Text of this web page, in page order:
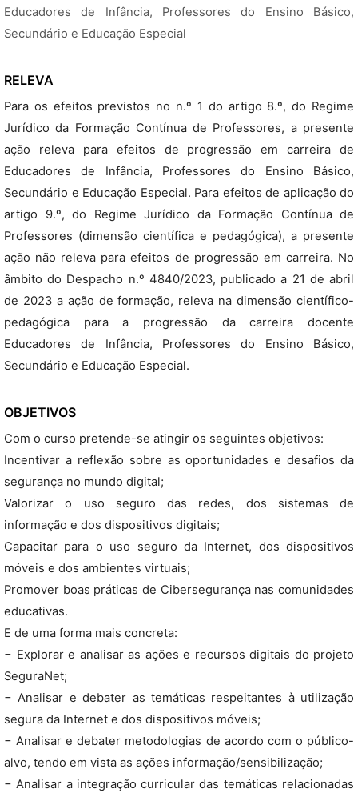
Educadores de Infância, Professores do Ensino Básico,
Secundário e Educação Especial
RELEVA
Para os efeitos previstos no n.º 1 do artigo 8.º, do Regime
Jurídico da Formação Contínua de Professores, a presente
ação releva para efeitos de progressão em carreira de
Educadores de Infância, Professores do Ensino Básico,
Secundário e Educação Especial. Para efeitos de aplicação do
artigo 9.º, do Regime Jurídico da Formação Contínua de
Professores (dimensão científica e pedagógica), a presente
ação não releva para efeitos de progressão em carreira. No
âmbito do Despacho n.º 4840/2023, publicado a 21 de abril
de 2023 a ação de formação, releva na dimensão científico-
pedagógica para a progressão da carreira docente
Educadores de Infância, Professores do Ensino Básico,
Secundário e Educação Especial.
OBJETIVOS
Com o curso pretende-se atingir os seguintes objetivos:
Incentivar a reflexão sobre as oportunidades e desafios da
segurança no mundo digital;
Valorizar o uso seguro das redes, dos sistemas de
informação e dos dispositivos digitais;
Capacitar para o uso seguro da Internet, dos dispositivos
móveis e dos ambientes virtuais;
Promover boas práticas de Cibersegurança nas comunidades
educativas.
E de uma forma mais concreta:
− Explorar e analisar as ações e recursos digitais do projeto
SeguraNet;
− Analisar e debater as temáticas respeitantes à utilização
segura da Internet e dos dispositivos móveis;
− Analisar e debater metodologias de acordo com o público-
alvo, tendo em vista as ações informação/sensibilização;
− Analisar a integração curricular das temáticas relacionadas